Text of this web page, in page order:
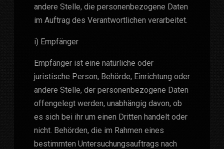
andere Stelle, die personenbezogene Daten
im Auftrag des Verantwortlichen verarbeitet.
i) Empfänger
Empfänger ist eine natürliche oder
juristische Person, Behörde, Einrichtung oder
andere Stelle, der personenbezogene Daten
offengelegt werden, unabhängig davon, ob
es sich bei ihr um einen Dritten handelt oder
nicht. Behörden, die im Rahmen eines
bestimmten Untersuchungsauftrags nach